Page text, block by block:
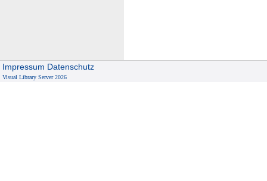
Impressum Datenschutz
Visual Library Server 2026